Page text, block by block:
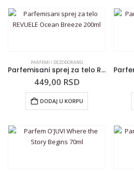
PARFEMI I DEZODORANSI
Parfemisani sprej za telo REVUELE Ocean Breeze 200ml
449,00 RSD
DODAJ U KORPU